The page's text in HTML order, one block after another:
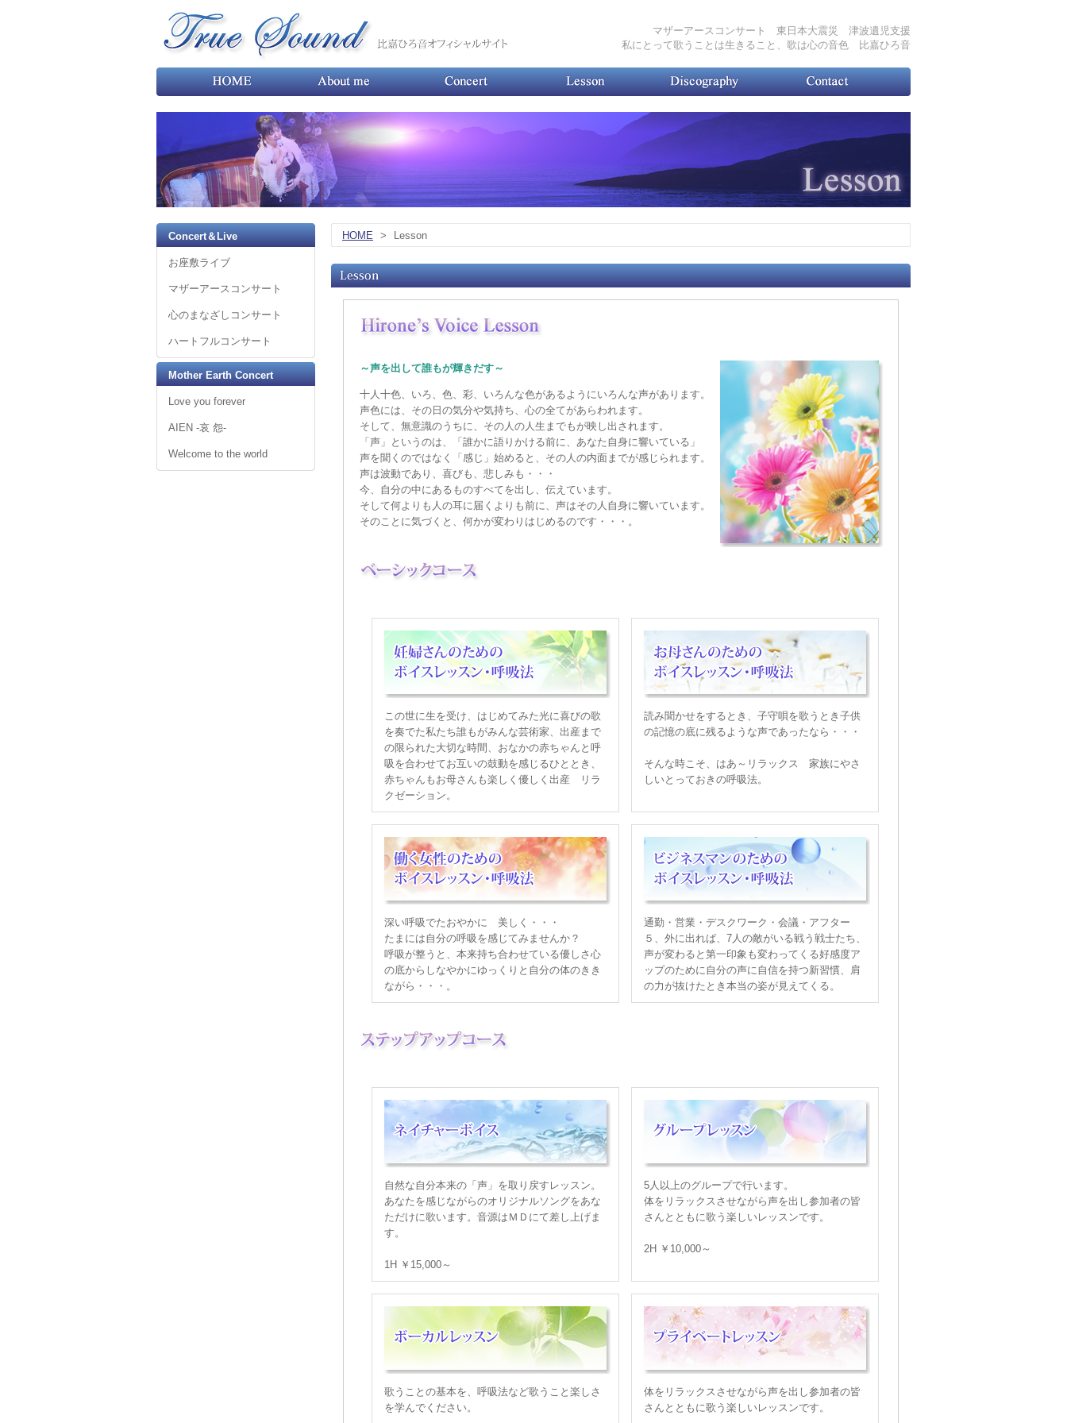
マザーアースコンサート 東日本大震災 津波遺児支援
私にとって歌うことは生きること、歌は心の音色 比嘉ひろ音
HOME > Lesson
～声を出して誰もが輝きだす～
十人十色、いろ、色、彩、いろんな色があるようにいろんな声があります。
声色には、その日の気分や気持ち、心の全てがあらわれます。
そして、無意識のうちに、その人の人生までもが映し出されます。
「声」というのは、「誰かに語りかける前に、あなた自身に響いている」
声を聞くのではなく「感じ」始めると、その人の内面までが感じられます。
声は波動であり、喜びも、悲しみも・・・
今、自分の中にあるものすべてを出し、伝えています。
そして何よりも人の耳に届くよりも前に、声はその人自身に響いています。
そのことに気づくと、何かが変わりはじめるのです・・・。
この世に生を受け、はじめてみた光に喜びの歌
を奏でた私たち誰もがみんな芸術家、出産まで
の限られた大切な時間、おなかの赤ちゃんと呼
吸を合わせてお互いの鼓動を感じるひととき、
赤ちゃんもお母さんも楽しく優しく出産 リラ
クゼーション。
読み聞かせをするとき、子守唄を歌うとき子供
の記憶の底に残るような声であったなら・・・
そんな時こそ、はあ～リラックス 家族にやさ
しいとっておきの呼吸法。
深い呼吸でたおやかに 美しく・・・
たまには自分の呼吸を感じてみませんか？
呼吸が整うと、本来持ち合わせている優しさ心
の底からしなやかにゆっくりと自分の体のきき
ながら・・・。
通勤・営業・デスクワーク・会議・アフター
５、外に出れば、7人の敵がいる戦う戦士たち、
声が変わると第一印象も変わってくる好感度ア
ップのために自分の声に自信を持つ新習慣、肩
の力が抜けたとき本当の姿が見えてくる。
自然な自分本来の「声」を取り戻すレッスン。
あなたを感じながらのオリジナルソングをあな
ただけに歌います。音源はＭＤにて差し上げま
す。
1H ￥15,000～
5人以上のグループで行います。
体をリラックスさせながら声を出し参加者の皆
さんとともに歌う楽しいレッスンです。
2H ￥10,000～
歌うことの基本を、呼吸法など歌うこと楽しさ
を学んでください。
体をリラックスさせながら声を出し参加者の皆
さんとともに歌う楽しいレッスンです。
Concert＆Live
お座敷ライブ
マザーアースコンサート
心のまなざしコンサート
ハートフルコンサート
Mother Earth Concert
Love you forever
AIEN -哀 怨-
Welcome to the world